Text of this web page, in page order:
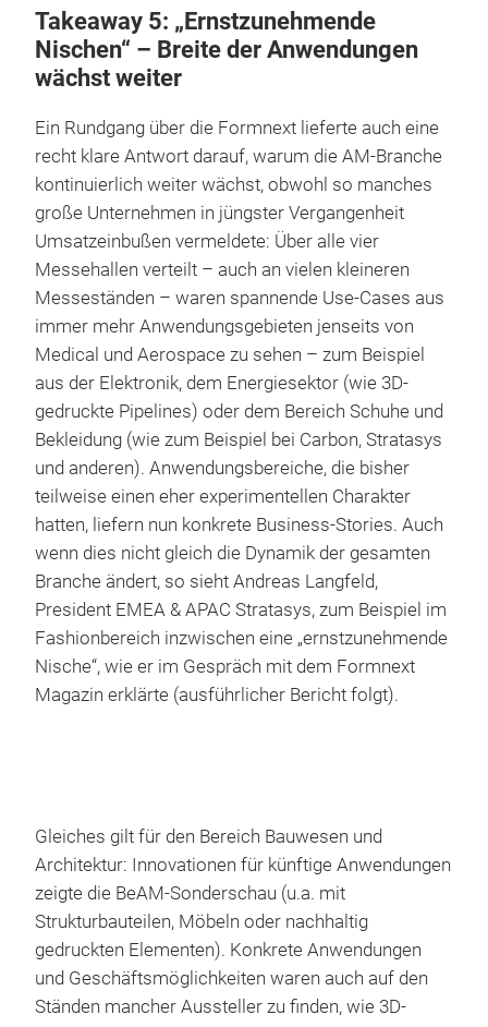
Takeaway 5: „Ernstzunehmende
Nischen“ – Breite der Anwendungen
wächst weiter
Ein Rundgang über die Formnext lieferte auch eine
recht klare Antwort darauf, warum die AM-Branche
kontinuierlich weiter wächst, obwohl so manches
große Unternehmen in jüngster Vergangenheit
Umsatzeinbußen vermeldete: Über alle vier
Messehallen verteilt – auch an vielen kleineren
Messeständen – waren spannende Use-Cases aus
immer mehr Anwendungsgebieten jenseits von
Medical und Aerospace zu sehen – zum Beispiel
aus der Elektronik, dem Energiesektor (wie 3D-
gedruckte Pipelines) oder dem Bereich Schuhe und
Bekleidung (wie zum Beispiel bei Carbon, Stratasys
und anderen). Anwendungsbereiche, die bisher
teilweise einen eher experimentellen Charakter
hatten, liefern nun konkrete Business-Stories. Auch
wenn dies nicht gleich die Dynamik der gesamten
Branche ändert, so sieht Andreas Langfeld,
President EMEA & APAC Stratasys, zum Beispiel im
Fashionbereich inzwischen eine „ernstzunehmende
Nische“, wie er im Gespräch mit dem Formnext
Magazin erklärte (ausführlicher Bericht folgt).
Gleiches gilt für den Bereich Bauwesen und
Architektur: Innovationen für künftige Anwendungen
zeigte die BeAM-Sonderschau (u.a. mit
Strukturbauteilen, Möbeln oder nachhaltig
gedruckten Elementen). Konkrete Anwendungen
und Geschäftsmöglichkeiten waren auch auf den
Ständen mancher Aussteller zu finden, wie 3D-